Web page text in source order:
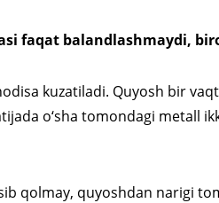
faqat balandlashmaydi,
kuzatiladi. Quyosh bir
o‘sha tomondagi metall
qolmay, quyoshdan narigi